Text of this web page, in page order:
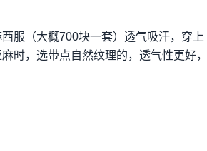
服（大概700块一套）透气吸汗，穿上
时，选带点自然纹理的，透气性更好，